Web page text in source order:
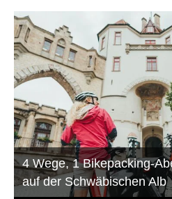
4 Wege, 1 Bikepacking-
auf der Schwäbischen Alb